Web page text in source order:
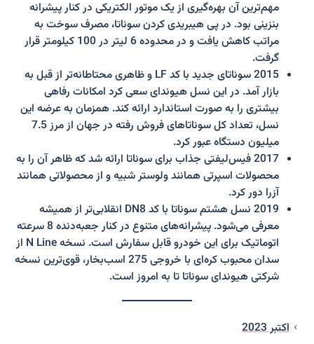
مهم‌ترین آن بهره‌گیری از یک موتور الکتریکی در کنار پیشرانه
بنزینی بود. در پی هیبریدی کردن سوناتا، مصرف سوخت به
مراتب کاهش یافت و در محدوده 6 لیتر در 100 کیلومتر قرار
گرفت.
2015 سوناتای جدید با کد LF و ظاهری محتاطانه‌تر از قبل به
بازار آمد. در این نسل هیوندای سعی کرد امکانات رفاهی
بیشتری را به صورت استاندارد ارائه کند. همزمان به عرضه این
نسل، تعداد کل سوناتاهای فروش رفته در جهان از مرز 7.5
میلیون دستگاه عبور کرد.
2017 فیس‌لیفتی جذاب برای سوناتا ارائه شد که ظاهر آن را به
محصولات اسپرتی همانند ولوستر شبیه و از محصولاتی همانند
آزرا دور کرد.
2019 نسل هشتم سوناتا با کد DN8 انقلابی‌تر از همیشه
معرفی می‌شود. پیشرانه‌های متنوع در کنار جعبه‌دنده 8 سرعته
اتوماتیک برای این خودرو قابل سفارش است. نسخه N Line از
سدان محبوب کره‌ای با خروجی 275 اسب‌بخار، قوی‌ترین نسخه
شرکتی هیوندای سوناتا تا به امروز است.
اکتبر 2023